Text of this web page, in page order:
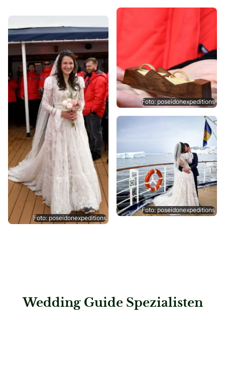
Foto: poseidonexpeditions
Foto: poseidonexpeditions
Foto: poseidonexpeditions
Wedding Guide Spezialisten